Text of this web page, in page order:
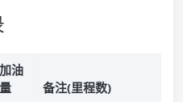
加油
量
备注(里程数)